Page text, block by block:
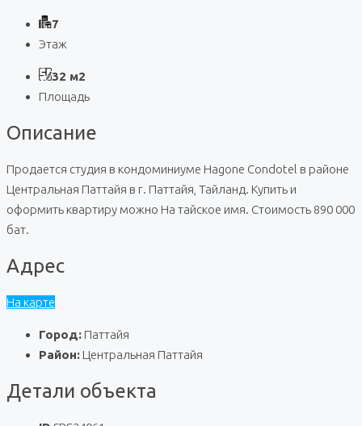
7
Этаж
32 м2
Площадь
Описание
Продается студия в кондоминиуме Hagone Condotel в районе
Центральная Паттайя в г. Паттайя, Тайланд. Купить и
оформить квартиру можно На тайское имя. Стоимость 890 000
бат.
Адрес
На карте
Город: Паттайя
Район: Центральная Паттайя
Детали объекта